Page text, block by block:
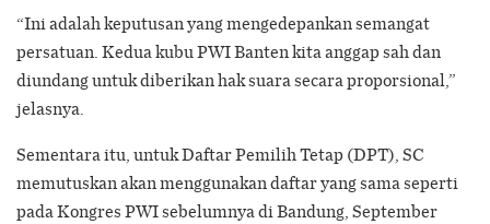
“Ini adalah keputusan yang mengedepankan semangat
persatuan. Kedua kubu PWI Banten kita anggap sah dan
diundang untuk diberikan hak suara secara proporsional,”
jelasnya.
Sementara itu, untuk Daftar Pemilih Tetap (DPT), SC
memutuskan akan menggunakan daftar yang sama seperti
pada Kongres PWI sebelumnya di Bandung, September